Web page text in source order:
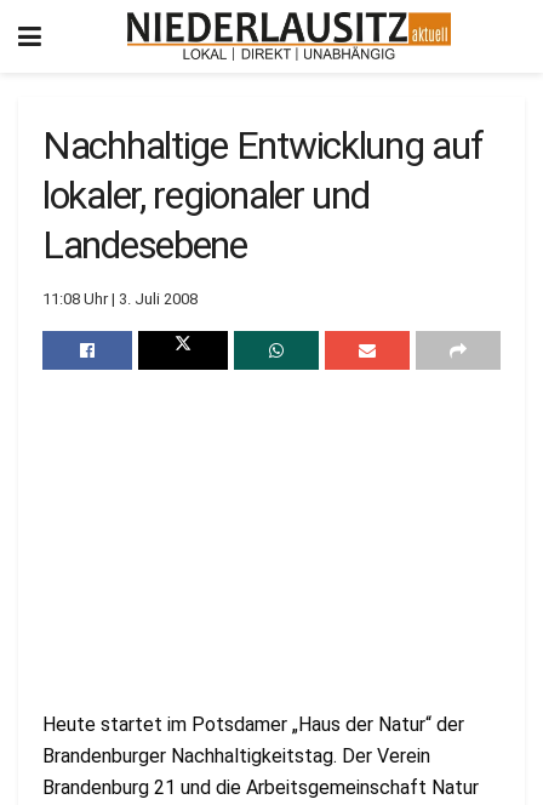
Nachhaltige Entwicklung auf
lokaler, regionaler und
Landesebene
11:08 Uhr | 3. Juli 2008
Heute startet im Potsdamer „Haus der Natur“ der
Brandenburger Nachhaltigkeitstag. Der Verein
Brandenburg 21 und die Arbeitsgemeinschaft Natur